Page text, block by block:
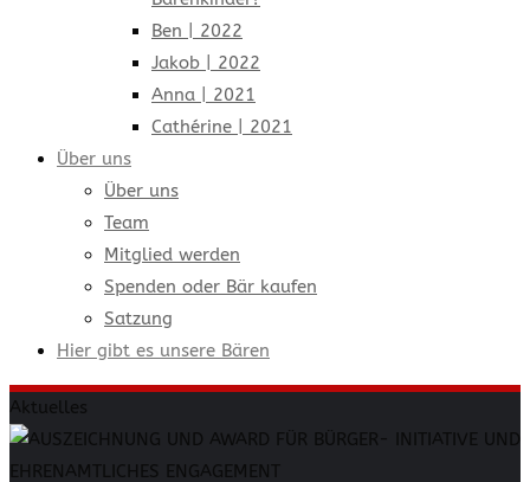
Ben | 2022
Jakob | 2022
Anna | 2021
Cathérine | 2021
Über uns
Über uns
Team
Mitglied werden
Spenden oder Bär kaufen
Satzung
Hier gibt es unsere Bären
Aktuelles